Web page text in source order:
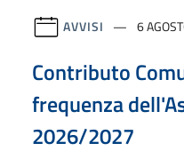
AVVISI 6
Contributo
frequenza
2026/2027